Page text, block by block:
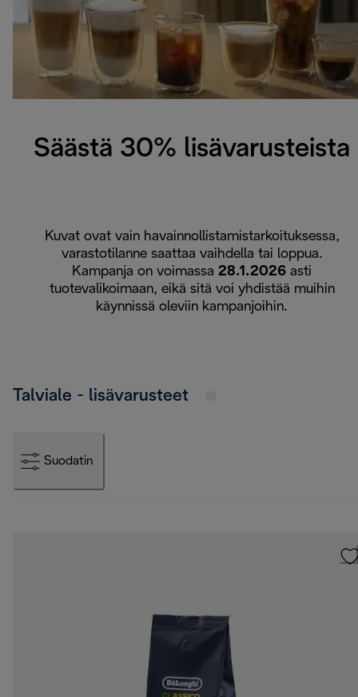
Säästä 30% lisävarusteista
Kuvat ovat vain havainnollistamistarkoituksessa,
varastotilanne saattaa vaihdella tai loppua.
Kampanja on voimassa 28.1.2026 asti
tuotevalikoimaan, eikä sitä voi yhdistää muihin
käynnissä oleviin kampanjoihin.
Talviale - lisävarusteet
Suodatin